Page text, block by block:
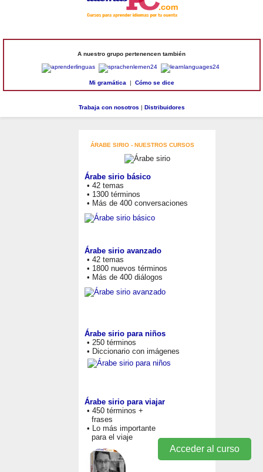
Acceder al curso
A nuestro grupo pertenencen también
Mi gramática | Cómo se dice
Trabaja con nosotros | Distribuidores
ÁRABE SIRIO - NUESTROS CURSOS
Árabe sirio básico
• 42 temas
• 1300 términos
• Más de 400 conversaciones
Árabe sirio avanzado
• 42 temas
• 1800 nuevos términos
• Más de 400 diálogos
Árabe sirio para niños
• 250 términos
• Diccionario con imágenes
Árabe sirio para viajar
• 450 términos +
frases
• Lo más importante
para el viaje